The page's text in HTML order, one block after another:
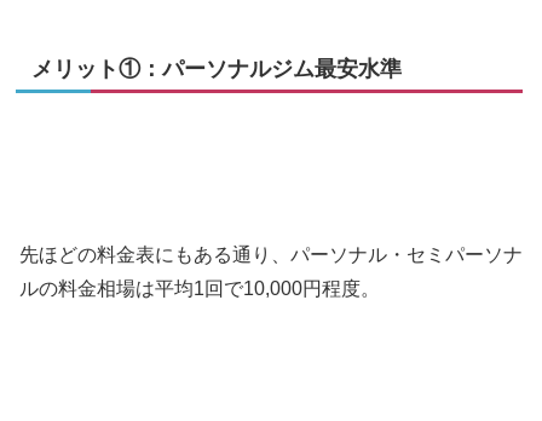
メリット①：パーソナルジム最安水準
先ほどの料金表にもある通り、パーソナル・セミパーソナ
ルの料金相場は平均1回で10,000円程度。